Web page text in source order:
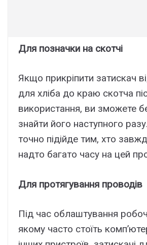
Для позначки на скотчі
Якщо прикріпити затискач
для хліба до краю скотча
використання, ви зможете
знайти його наступного
точно підійде тим, хто
надто багато часу на цей
Для протягування проводів
Під час облаштування
якому часто стоїть